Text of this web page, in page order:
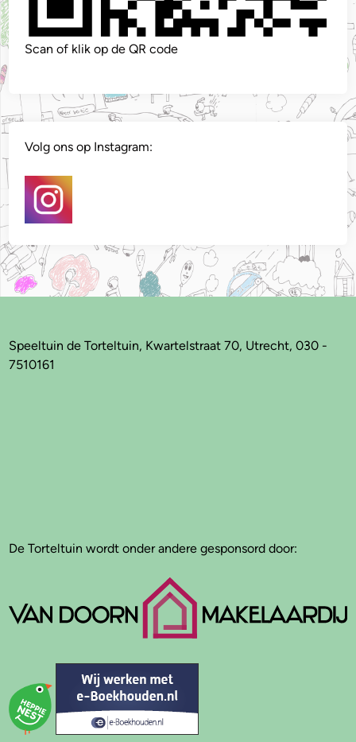
Scan of klik op de QR code
Volg ons op Instagram:
Speeltuin de Torteltuin, Kwartelstraat 70, Utrecht, 030 -
7510161
De Torteltuin wordt onder andere gesponsord door: